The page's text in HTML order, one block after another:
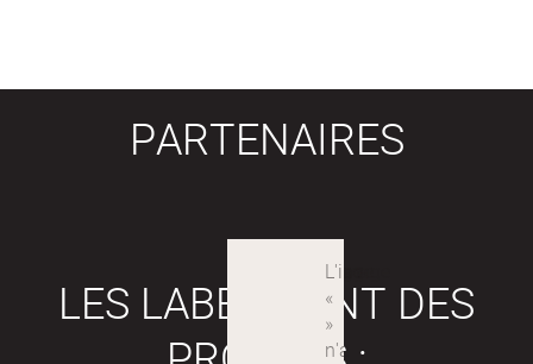
PARTENAIRES
LES LABEX SONT DES